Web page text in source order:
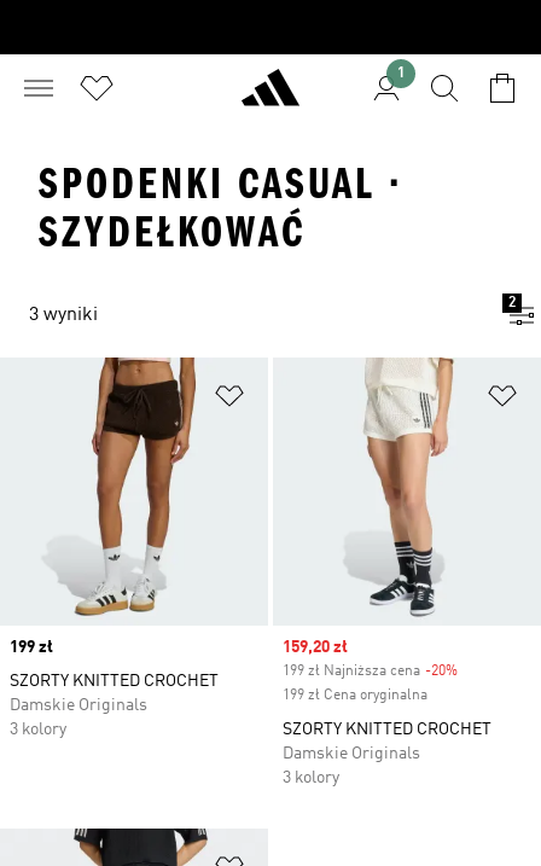
1
SPODENKI CASUAL ·
SZYDEŁKOWAĆ
3 wyniki
2
Dodaj do listy życzeń
Price
199 zł
SZORTY KNITTED CROCHET
Damskie Originals
3 kolory
Sale price
159,20 zł
199 zł Najniższa cena -20%
199 zł Cena oryginalna
SZORTY KNITTED CROCHET
Damskie Originals
3 kolory